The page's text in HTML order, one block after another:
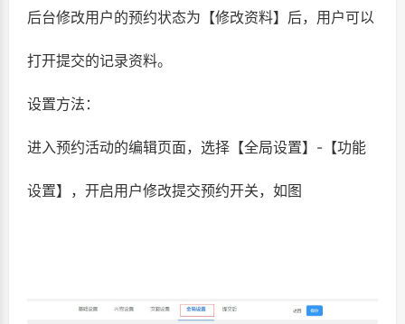
后台修改用户的预约状态为【修改资料】后，用户可以
打开提交的记录资料。
设置方法：
进入预约活动的编辑页面，选择【全局设置】-【功能
设置】，开启用户修改提交预约开关，如图